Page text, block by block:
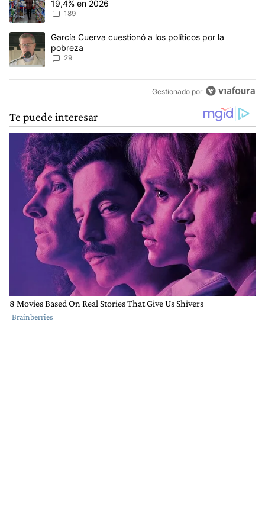
19,4% en 2026
189
Un artículo de tendencia con el título "García Cuerva cuestionó
García Cuerva cuestionó a los políticos por la
pobreza
29
Gestionado por